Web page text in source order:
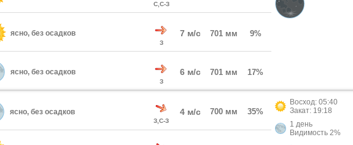
С,С-З
ясно, без осадков
З
7 м/с 701 мм 9%
ясно, без осадков
З
6 м/с 701 мм 17%
ясно, без осадков
З,С-З
4 м/с 700 мм 35%
Восход: 05:40
Закат: 19:18
1 день
Видимость 2%